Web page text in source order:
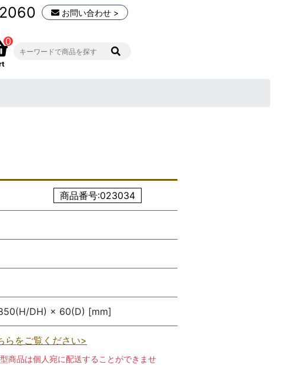
お問い合わせ >
0
商品番号:023034
DH) × 60(D) [mm]
らをご覧ください>
商品は個人宛に配送することができませ